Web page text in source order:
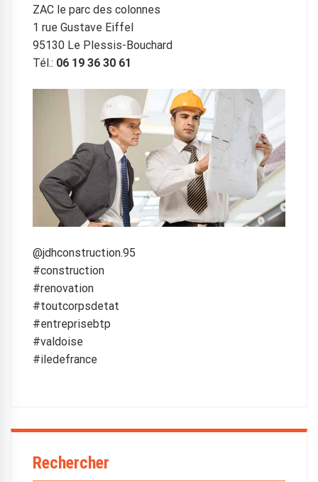
ZAC le parc des colonnes
1 rue Gustave Eiffel
95130 Le Plessis-Bouchard
Tél.: 06 19 36 30 61
@jdhconstruction.95
#construction
#renovation
#toutcorpsdetat
#entreprisebtp
#valdoise
#iledefrance
Rechercher